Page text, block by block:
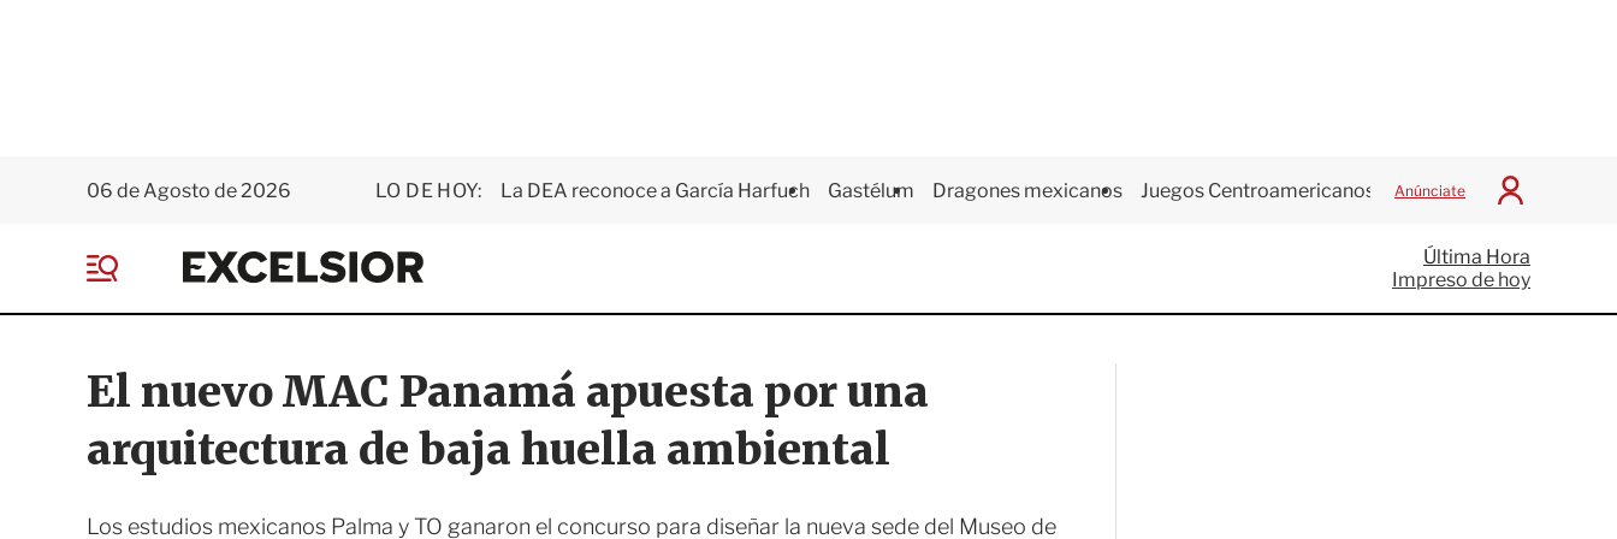
06 de Agosto de 2026 LO DE HOY: La DEA reconoce a García Harfuch Gastélum Dragones mexicanos Juegos Centroamericanos Anúnciate
I
c
i
a
E
x
e
i
o
r
e
Última Hora
Impreso de hoy
El nuevo MAC Panamá apuesta por una
arquitectura de baja huella ambiental
Los estudios mexicanos Palma y TO ganaron el concurso para diseñar la nueva sede del Museo de